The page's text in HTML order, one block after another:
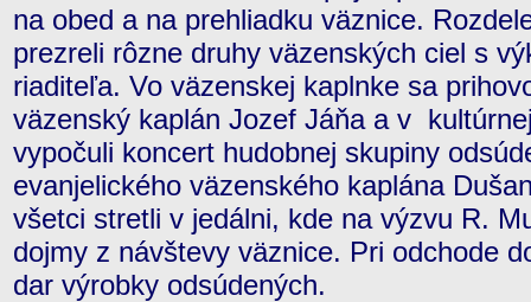
na obed a na prehliadku väznice.
prezreli rôzne druhy väzenských ciel s
riaditeľa. Vo väzenskej kaplnke sa
väzenský kaplán Jozef Jáňa a v
vypočuli koncert hudobnej skupiny
evanjelického väzenského kaplána
všetci stretli v jedálni, kde na výzvu R.
dojmy z návštevy väznice. Pri odchode
dar výrobky odsúdených.